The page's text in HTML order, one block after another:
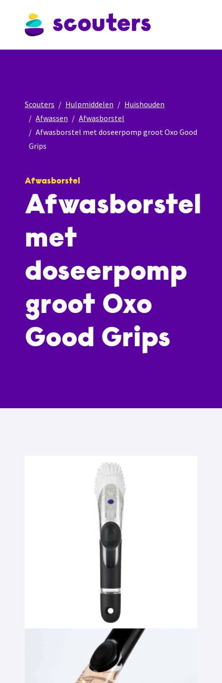
Scouters Hulpmiddelen
Huishouden
Afwassen
Afwasborstel
Afwasborstel met doseerpomp groot Oxo Good
Grips
Afwasborstel
Afwasborstel
met
doseerpomp
groot Oxo
Good Grips